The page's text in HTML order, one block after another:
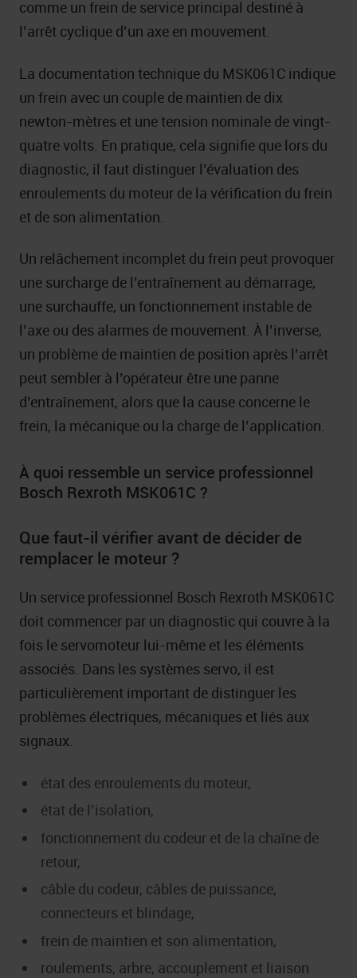
comme un frein de service principal destiné à
l’arrêt cyclique d’un axe en mouvement.
La documentation technique du MSK061C indique
un frein avec un couple de maintien de dix
newton-mètres et une tension nominale de vingt-
quatre volts. En pratique, cela signifie que lors du
diagnostic, il faut distinguer l’évaluation des
enroulements du moteur de la vérification du frein
et de son alimentation.
Un relâchement incomplet du frein peut provoquer
une surcharge de l’entraînement au démarrage,
une surchauffe, un fonctionnement instable de
l’axe ou des alarmes de mouvement. À l’inverse,
un problème de maintien de position après l’arrêt
peut sembler à l’opérateur être une panne
d’entraînement, alors que la cause concerne le
frein, la mécanique ou la charge de l’application.
À quoi ressemble un service professionnel
Bosch Rexroth MSK061C ?
Que faut-il vérifier avant de décider de
remplacer le moteur ?
Un service professionnel Bosch Rexroth MSK061C
doit commencer par un diagnostic qui couvre à la
fois le servomoteur lui-même et les éléments
associés. Dans les systèmes servo, il est
particulièrement important de distinguer les
problèmes électriques, mécaniques et liés aux
signaux.
état des enroulements du moteur,
état de l’isolation,
fonctionnement du codeur et de la chaîne de
retour,
câble du codeur, câbles de puissance,
connecteurs et blindage,
frein de maintien et son alimentation,
roulements, arbre, accouplement et liaison